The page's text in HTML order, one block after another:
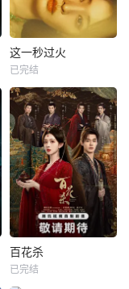
这一秒过火
已完结
百花杀
已完结